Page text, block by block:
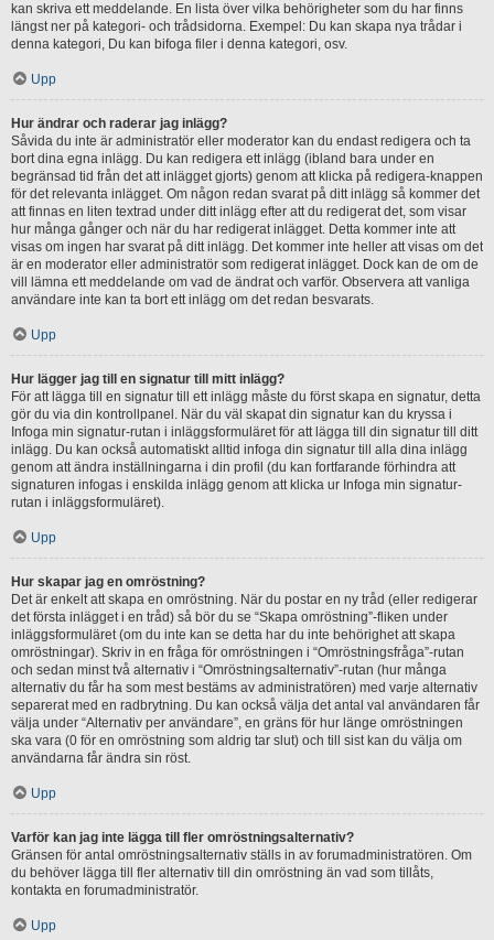
kan skriva ett meddelande. En lista över vilka behörigheter som du har finns
längst ner på kategori- och trådsidorna. Exempel: Du kan skapa nya trådar i
denna kategori, Du kan bifoga filer i denna kategori, osv.
Upp
Hur ändrar och raderar jag inlägg?
Såvida du inte är administratör eller moderator kan du endast redigera och ta
bort dina egna inlägg. Du kan redigera ett inlägg (ibland bara under en
begränsad tid från det att inlägget gjorts) genom att klicka på redigera-knappen
för det relevanta inlägget. Om någon redan svarat på ditt inlägg så kommer det
att finnas en liten textrad under ditt inlägg efter att du redigerat det, som visar
hur många gånger och när du har redigerat inlägget. Detta kommer inte att
visas om ingen har svarat på ditt inlägg. Det kommer inte heller att visas om det
är en moderator eller administratör som redigerat inlägget. Dock kan de om de
vill lämna ett meddelande om vad de ändrat och varför. Observera att vanliga
användare inte kan ta bort ett inlägg om det redan besvarats.
Upp
Hur lägger jag till en signatur till mitt inlägg?
För att lägga till en signatur till ett inlägg måste du först skapa en signatur, detta
gör du via din kontrollpanel. När du väl skapat din signatur kan du kryssa i
Infoga min signatur-rutan i inläggsformuläret för att lägga till din signatur till ditt
inlägg. Du kan också automatiskt alltid infoga din signatur till alla dina inlägg
genom att ändra inställningarna i din profil (du kan fortfarande förhindra att
signaturen infogas i enskilda inlägg genom att klicka ur Infoga min signatur-
rutan i inläggsformuläret).
Upp
Hur skapar jag en omröstning?
Det är enkelt att skapa en omröstning. När du postar en ny tråd (eller redigerar
det första inlägget i en tråd) så bör du se “Skapa omröstning”-fliken under
inläggsformuläret (om du inte kan se detta har du inte behörighet att skapa
omröstningar). Skriv in en fråga för omröstningen i “Omröstningsfråga”-rutan
och sedan minst två alternativ i “Omröstningsalternativ”-rutan (hur många
alternativ du får ha som mest bestäms av administratören) med varje alternativ
separerat med en radbrytning. Du kan också välja det antal val användaren får
välja under “Alternativ per användare”, en gräns för hur länge omröstningen
ska vara (0 för en omröstning som aldrig tar slut) och till sist kan du välja om
användarna får ändra sin röst.
Upp
Varför kan jag inte lägga till fler omröstningsalternativ?
Gränsen för antal omröstningsalternativ ställs in av forumadministratören. Om
du behöver lägga till fler alternativ till din omröstning än vad som tillåts,
kontakta en forumadministratör.
Upp